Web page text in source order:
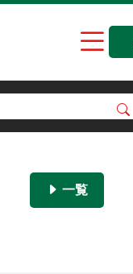
一覧